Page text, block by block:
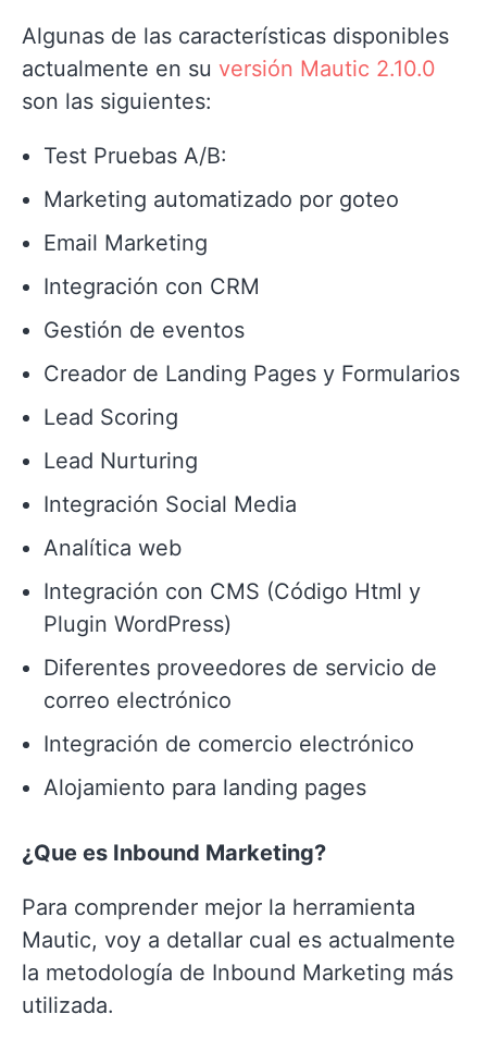
Algunas de las características disponibles
actualmente en su versión Mautic 2.10.0
son las siguientes:
Test Pruebas A/B:
Marketing automatizado por goteo
Email Marketing
Integración con CRM
Gestión de eventos
Creador de Landing Pages y Formularios
Lead Scoring
Lead Nurturing
Integración Social Media
Analítica web
Integración con CMS (Código Html y
Plugin WordPress)
Diferentes proveedores de servicio de
correo electrónico
Integración de comercio electrónico
Alojamiento para landing pages
¿Que es Inbound Marketing?
Para comprender mejor la herramienta
Mautic, voy a detallar cual es actualmente
la metodología de Inbound Marketing más
utilizada.